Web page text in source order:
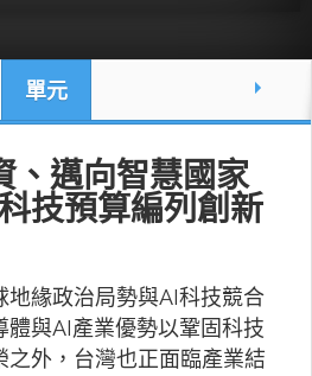
單元
、邁向智慧國家
技預算編列創新
地緣政治局勢與AI科技競合
體與AI產業優勢以鞏固科技
之外，台灣也正面臨產業結